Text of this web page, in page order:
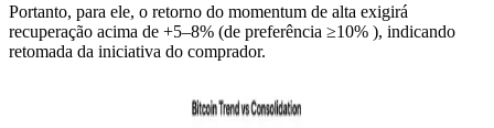
Portanto, para ele, o retorno do momentum de alta exigirá
recuperação acima de +5–8% (de preferência ≥10% ), indicando
retomada da iniciativa do comprador.